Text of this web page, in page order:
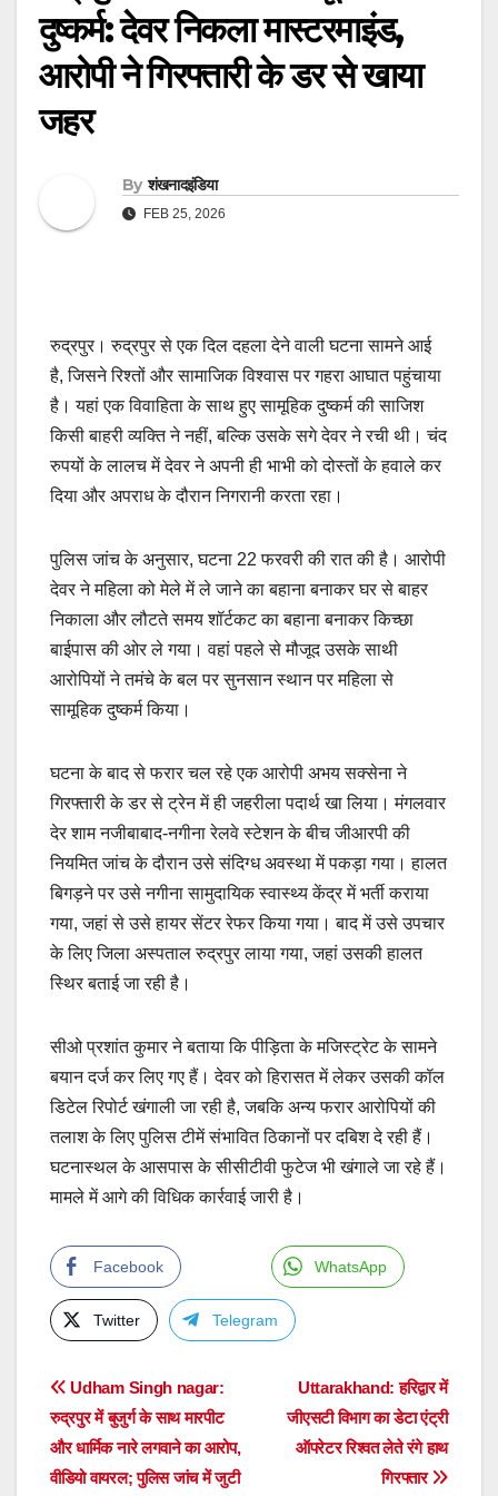
दुष्कर्म: देवर निकला मास्टरमाइंड,
आरोपी ने गिरफ्तारी के डर से खाया
जहर
By शंखनादइंडिया
FEB 25, 2026
रुद्रपुर। रुद्रपुर से एक दिल दहला देने वाली घटना सामने आई
है, जिसने रिश्तों और सामाजिक विश्वास पर गहरा आघात पहुंचाया
है। यहां एक विवाहिता के साथ हुए सामूहिक दुष्कर्म की साजिश
किसी बाहरी व्यक्ति ने नहीं, बल्कि उसके सगे देवर ने रची थी। चंद
रुपयों के लालच में देवर ने अपनी ही भाभी को दोस्तों के हवाले कर
दिया और अपराध के दौरान निगरानी करता रहा।
पुलिस जांच के अनुसार, घटना 22 फरवरी की रात की है। आरोपी
देवर ने महिला को मेले में ले जाने का बहाना बनाकर घर से बाहर
निकाला और लौटते समय शॉर्टकट का बहाना बनाकर किच्छा
बाईपास की ओर ले गया। वहां पहले से मौजूद उसके साथी
आरोपियों ने तमंचे के बल पर सुनसान स्थान पर महिला से
सामूहिक दुष्कर्म किया।
घटना के बाद से फरार चल रहे एक आरोपी अभय सक्सेना ने
गिरफ्तारी के डर से ट्रेन में ही जहरीला पदार्थ खा लिया। मंगलवार
देर शाम नजीबाबाद-नगीना रेलवे स्टेशन के बीच जीआरपी की
नियमित जांच के दौरान उसे संदिग्ध अवस्था में पकड़ा गया। हालत
बिगड़ने पर उसे नगीना सामुदायिक स्वास्थ्य केंद्र में भर्ती कराया
गया, जहां से उसे हायर सेंटर रेफर किया गया। बाद में उसे उपचार
के लिए जिला अस्पताल रुद्रपुर लाया गया, जहां उसकी हालत
स्थिर बताई जा रही है।
सीओ प्रशांत कुमार ने बताया कि पीड़िता के मजिस्ट्रेट के सामने
बयान दर्ज कर लिए गए हैं। देवर को हिरासत में लेकर उसकी कॉल
डिटेल रिपोर्ट खंगाली जा रही है, जबकि अन्य फरार आरोपियों की
तलाश के लिए पुलिस टीमें संभावित ठिकानों पर दबिश दे रही हैं।
घटनास्थल के आसपास के सीसीटीवी फुटेज भी खंगाले जा रहे हैं।
मामले में आगे की विधिक कार्रवाई जारी है।
Facebook WhatsApp
Twitter Telegram
Post
navigation
Uttarakhand: हरिद्वार में
जीएसटी विभाग का डेटा एंट्री
ऑपरेटर रिश्वत लेते रंगे हाथ
गिरफ्तार
Udham Singh nagar:
रुद्रपुर में बुजुर्ग के साथ मारपीट
और धार्मिक नारे लगवाने का आरोप,
वीडियो वायरल; पुलिस जांच में जुटी